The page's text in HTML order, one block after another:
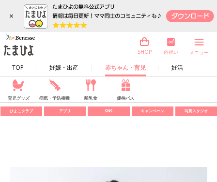
×
TOP 妊娠・出産 赤ちゃん・育児 妊活
SHOP 内祝い メニュー
育児グッズ 病気・予防接種 離乳食 優待パス
ひよこクラブ アプリ SNS キャンペーン 写真スタジオ